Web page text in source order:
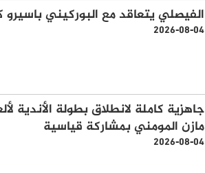
الفيصلي يتعاقد مع البوركيني باسيرو
2026-08-04
جاهزية كاملة لانطلاق بطولة الأندية
مازن المومني بمشاركة قياسية
2026-08-04